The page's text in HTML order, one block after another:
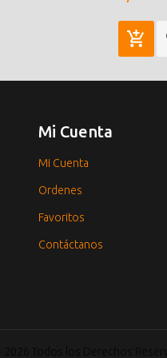
Mi Cuenta
Mi Cuenta
Ordenes
Favoritos
Contáctanos